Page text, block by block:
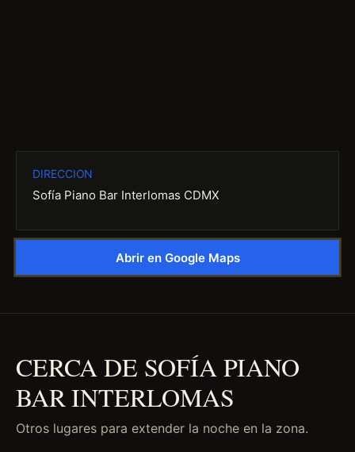
DIRECCION
Sofía Piano Bar Interlomas CDMX
Abrir en Google Maps
CERCA DE SOFÍA PIANO
BAR INTERLOMAS
Otros lugares para extender la noche en la zona.